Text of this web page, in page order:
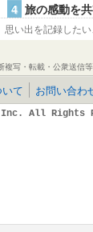
4 旅の感動を
思い出を記録した
写・転載・公衆送信等
て お問い合わ
Inc. All Rights